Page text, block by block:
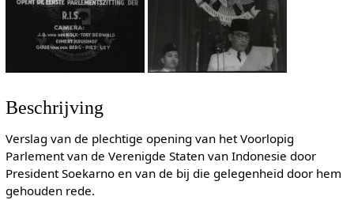
Beschrijving
Verslag van de plechtige opening van het Voorlopig
Parlement van de Verenigde Staten van Indonesie door
President Soekarno en van de bij die gelegenheid door hem
gehouden rede.